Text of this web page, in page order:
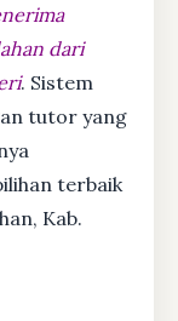
dari
. Sistem
tutor yang
terbaik
Kab.